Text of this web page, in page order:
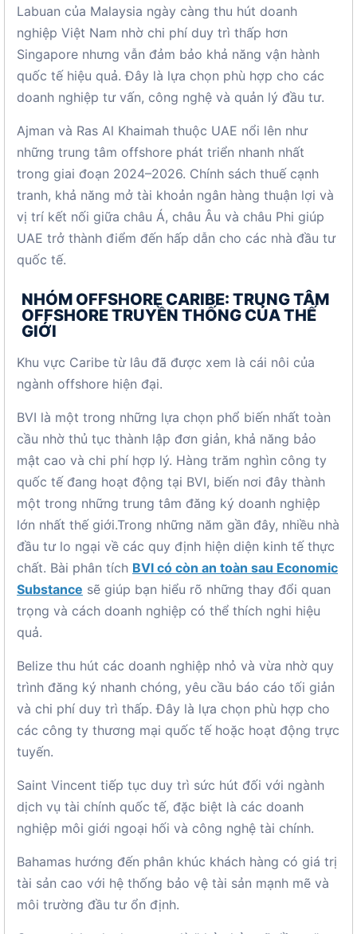
Labuan của Malaysia ngày càng thu hút doanh
nghiệp Việt Nam nhờ chi phí duy trì thấp hơn
Singapore nhưng vẫn đảm bảo khả năng vận hành
quốc tế hiệu quả. Đây là lựa chọn phù hợp cho các
doanh nghiệp tư vấn, công nghệ và quản lý đầu tư.
Ajman và Ras Al Khaimah thuộc UAE nổi lên như
những trung tâm offshore phát triển nhanh nhất
trong giai đoạn 2024–2026. Chính sách thuế cạnh
tranh, khả năng mở tài khoản ngân hàng thuận lợi và
vị trí kết nối giữa châu Á, châu Âu và châu Phi giúp
UAE trở thành điểm đến hấp dẫn cho các nhà đầu tư
quốc tế.
NHÓM OFFSHORE CARIBE: TRUNG TÂM
OFFSHORE TRUYỀN THỐNG CỦA THẾ
GIỚI
Khu vực Caribe từ lâu đã được xem là cái nôi của
ngành offshore hiện đại.
BVI là một trong những lựa chọn phổ biến nhất toàn
cầu nhờ thủ tục thành lập đơn giản, khả năng bảo
mật cao và chi phí hợp lý. Hàng trăm nghìn công ty
quốc tế đang hoạt động tại BVI, biến nơi đây thành
một trong những trung tâm đăng ký doanh nghiệp
lớn nhất thế giới.Trong những năm gần đây, nhiều nhà
đầu tư lo ngại về các quy định hiện diện kinh tế thực
chất. Bài phân tích BVI có còn an toàn sau Economic
Substance sẽ giúp bạn hiểu rõ những thay đổi quan
trọng và cách doanh nghiệp có thể thích nghi hiệu
quả.
Belize thu hút các doanh nghiệp nhỏ và vừa nhờ quy
trình đăng ký nhanh chóng, yêu cầu báo cáo tối giản
và chi phí duy trì thấp. Đây là lựa chọn phù hợp cho
các công ty thương mại quốc tế hoặc hoạt động trực
tuyến.
Saint Vincent tiếp tục duy trì sức hút đối với ngành
dịch vụ tài chính quốc tế, đặc biệt là các doanh
nghiệp môi giới ngoại hối và công nghệ tài chính.
Bahamas hướng đến phân khúc khách hàng có giá trị
tài sản cao với hệ thống bảo vệ tài sản mạnh mẽ và
môi trường đầu tư ổn định.